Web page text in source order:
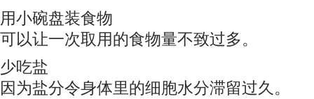
用小碗盘装食物
可以让一次取用的食物量不致过多。
少吃盐
因为盐分令身体里的细胞水分滞留过久。